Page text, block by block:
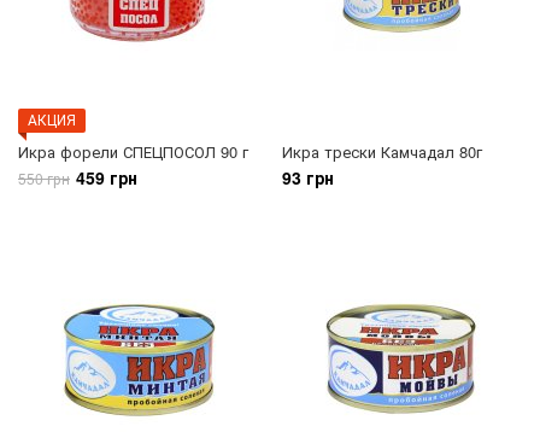
АКЦИЯ
Икра форели СПЕЦПОСОЛ 90 г
550 грн 459 грн
Икра трески Камчадал 80г
93 грн